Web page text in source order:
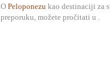
O Peloponezu kao destinaciji za
preporuku, možete pročitati u .